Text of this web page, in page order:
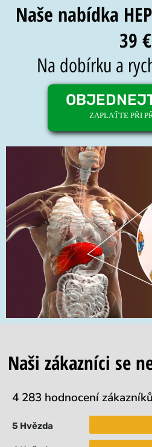
Naše nabídka
39 €
Na dobírku a
ZAPLAŤTE PŘI
Naši zákazníci se
4 283 hodnocení
5 Hvězda